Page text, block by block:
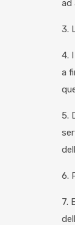
ad
3.
4.
a
5.
6.
7.